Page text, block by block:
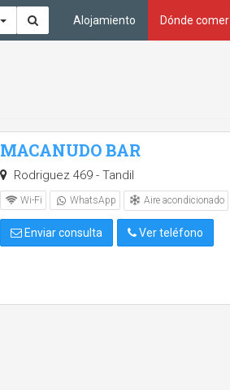
Alojamiento Dónde comer
MACANUDO BAR
Rodriguez 469 - Tandil
Wi-Fi WhatsApp Aire acondicionado
Enviar consulta Ver teléfono